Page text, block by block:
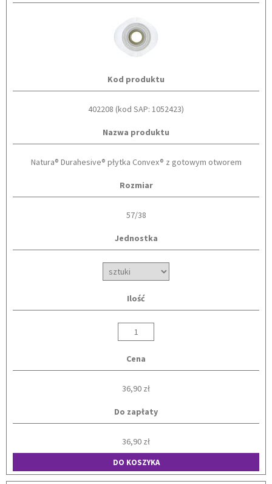
Kod produktu
402208 (kod SAP: 1052423)
Nazwa produktu
Natura® Durahesive® płytka Convex® z gotowym otworem
Rozmiar
57/38
Jednostka
Ilość
Cena
36,90 zł
Do zapłaty
36,90 zł
DO KOSZYKA